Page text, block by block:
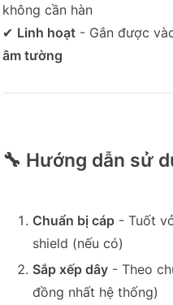
không cần hàn
✔ Linh hoạt - Gắn được
âm tường
🔧 Hướng dẫn sử
Chuẩn bị cáp - Tuốt
shield (nếu có)
Sắp xếp dây - Theo
đồng nhất hệ thống)